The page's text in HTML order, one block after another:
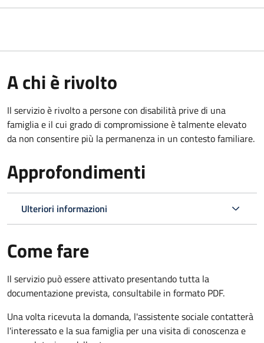
A chi è rivolto
Il servizio è rivolto a persone con disabilità prive di una
famiglia e il cui grado di compromissione è talmente elevato
da non consentire più la permanenza in un contesto familiare.
Approfondimenti
Ulteriori informazioni
Come fare
Il servizio può essere attivato presentando tutta la
documentazione prevista, consultabile in formato PDF.
Una volta ricevuta la domanda, l'assistente sociale contatterà
l'interessato e la sua famiglia per una visita di conoscenza e